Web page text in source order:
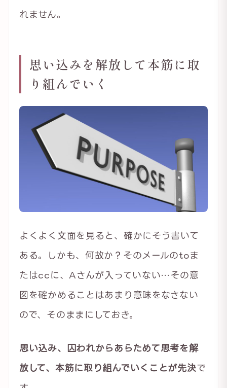
れません。
思い込みを解放して本筋に取
り組んでいく
よくよく文面を見ると、確かにそう書いて
ある。しかも、何故か？そのメールのtoま
たはccに、Aさんが入っていない…その意
図を確かめることはあまり意味をなさない
ので、そのままにしておき。
思い込み、囚われからあらためて思考を解
放して、本筋に取り組んでいくことが先決で